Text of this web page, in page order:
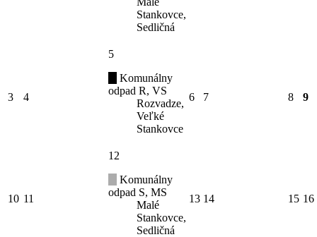
Stankovce,
Sedličná
3 4
5
Komunálny
odpad R, VS
Rozvadze,
Veľké
Stankovce
6 7 8 9
10 11
12
Komunálny
odpad S, MS
Malé
Stankovce,
Sedličná
13 14 15 16